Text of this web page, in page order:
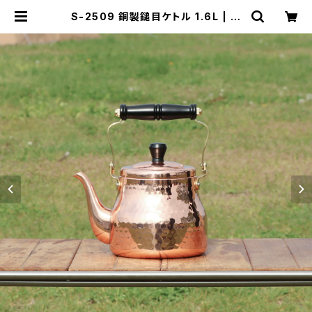
S-2509 銅製鎚目ケトル 1.6L | コ